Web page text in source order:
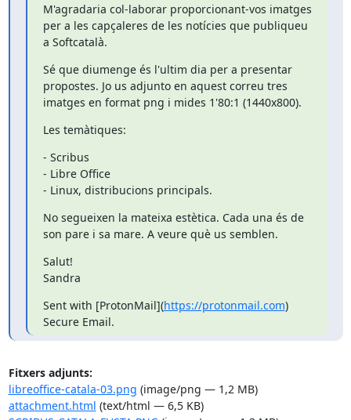
M'agradaria col-laborar proporcionant-vos imatges
per a les capçaleres de les notícies que publiqueu
a Softcatalà.
Sé que diumenge és l'ultim dia per a presentar
propostes. Jo us adjunto en aquest correu tres
imatges en format png i mides 1'80:1 (1440x800).
Les temàtiques:
- Scribus
- Libre Office
- Linux, distribucions principals.
No segueixen la mateixa estètica. Cada una és de
son pare i sa mare. A veure què us semblen.
Salut!
Sandra
Sent with [ProtonMail](https://protonmail.com)
Secure Email.
Fitxers adjunts:
libreoffice-catala-03.png (image/png — 1,2 MB)
attachment.html (text/html — 6,5 KB)